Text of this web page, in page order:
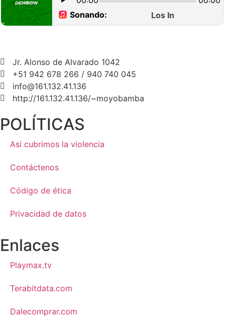
Jr. Alonso de Alvarado 1042
+51 942 678 266 / 940 740 045
info@161.132.41.136
http://161.132.41.136/~moyobamba
POLÍTICAS
Así cubrimos la violencia
Contáctenos
Código de ética
Privacidad de datos
Enlaces
Playmax.tv
Terabitdata.com
Dalecomprar.com